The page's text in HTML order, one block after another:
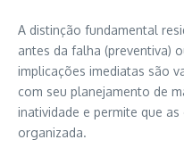
A distinção fundamental
antes da falha (preventiva)
implicações imediatas são
com seu planejamento de
inatividade e permite que
organizada.